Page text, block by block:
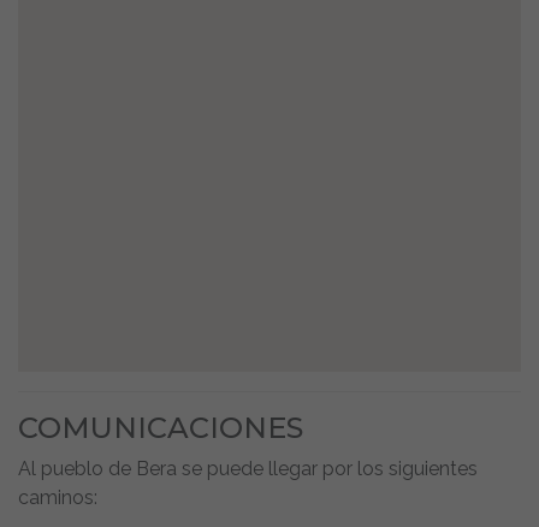
COMUNICACIONES
Al pueblo de Bera se puede llegar por los siguientes
caminos: